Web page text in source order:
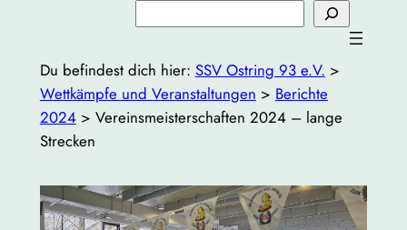
Du befindest dich hier: SSV Ostring 93 e.V. >
Wettkämpfe und Veranstaltungen > Berichte
2024> Vereinsmeisterschaften 2024 – lange
Strecken